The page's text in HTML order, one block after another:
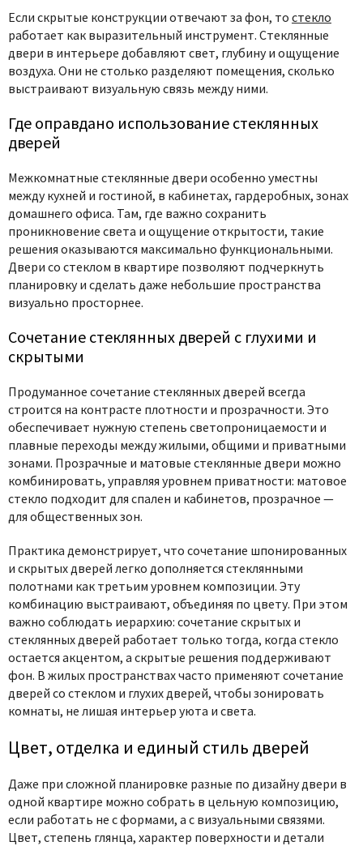
Если скрытые конструкции отвечают за фон, то стекло
работает как выразительный инструмент. Стеклянные
двери в интерьере добавляют свет, глубину и ощущение
воздуха. Они не столько разделяют помещения, сколько
выстраивают визуальную связь между ними.
Где оправдано использование стеклянных
дверей
Межкомнатные стеклянные двери особенно уместны
между кухней и гостиной, в кабинетах, гардеробных, зонах
домашнего офиса. Там, где важно сохранить
проникновение света и ощущение открытости, такие
решения оказываются максимально функциональными.
Двери со стеклом в квартире позволяют подчеркнуть
планировку и сделать даже небольшие пространства
визуально просторнее.
Сочетание стеклянных дверей с глухими и
скрытыми
Продуманное сочетание стеклянных дверей всегда
строится на контрасте плотности и прозрачности. Это
обеспечивает нужную степень светопроницаемости и
плавные переходы между жилыми, общими и приватными
зонами. Прозрачные и матовые стеклянные двери можно
комбинировать, управляя уровнем приватности: матовое
стекло подходит для спален и кабинетов, прозрачное —
для общественных зон.
Практика демонстрирует, что сочетание шпонированных
и скрытых дверей легко дополняется стеклянными
полотнами как третьим уровнем композиции. Эту
комбинацию выстраивают, объединяя по цвету. При этом
важно соблюдать иерархию: сочетание скрытых и
стеклянных дверей работает только тогда, когда стекло
остается акцентом, а скрытые решения поддерживают
фон. В жилых пространствах часто применяют сочетание
дверей со стеклом и глухих дверей, чтобы зонировать
комнаты, не лишая интерьер уюта и света.
Цвет, отделка и единый стиль дверей
Даже при сложной планировке разные по дизайну двери в
одной квартире можно собрать в цельную композицию,
если работать не с формами, а с визуальными связями.
Цвет, степень глянца, характер поверхности и детали